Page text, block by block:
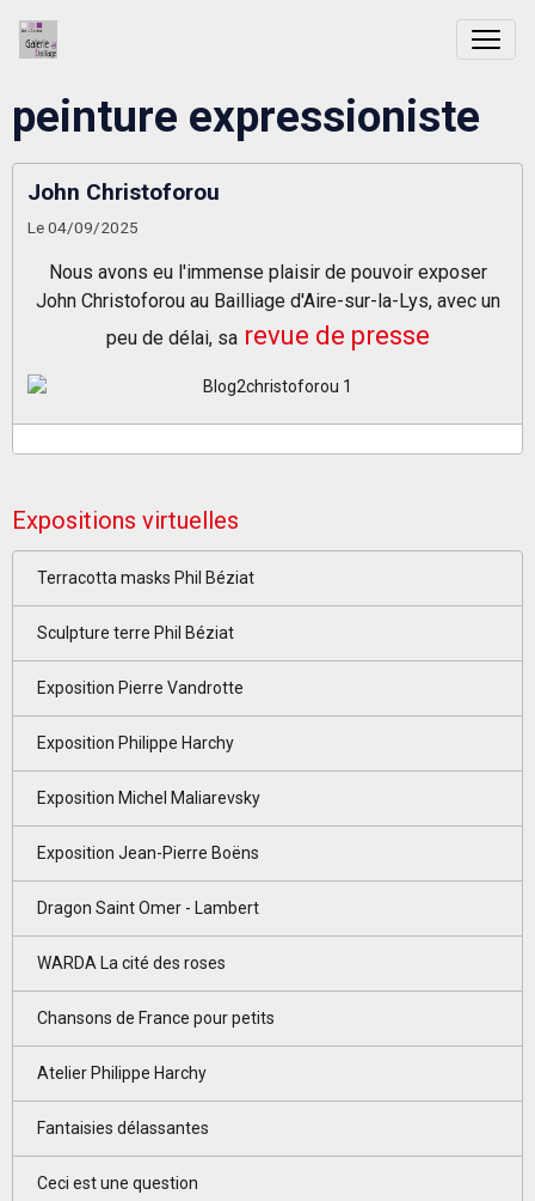
peinture expressioniste
John Christoforou
Le 04/09/2025
Nous avons eu l'immense plaisir de pouvoir exposer
John Christoforou au Bailliage d'Aire-sur-la-Lys, avec un
peu de délai, sa revue de presse
Expositions virtuelles
Terracotta masks Phil Béziat
Sculpture terre Phil Béziat
Exposition Pierre Vandrotte
Exposition Philippe Harchy
Exposition Michel Maliarevsky
Exposition Jean-Pierre Boëns
Dragon Saint Omer - Lambert
WARDA La cité des roses
Chansons de France pour petits
Atelier Philippe Harchy
Fantaisies délassantes
Ceci est une question